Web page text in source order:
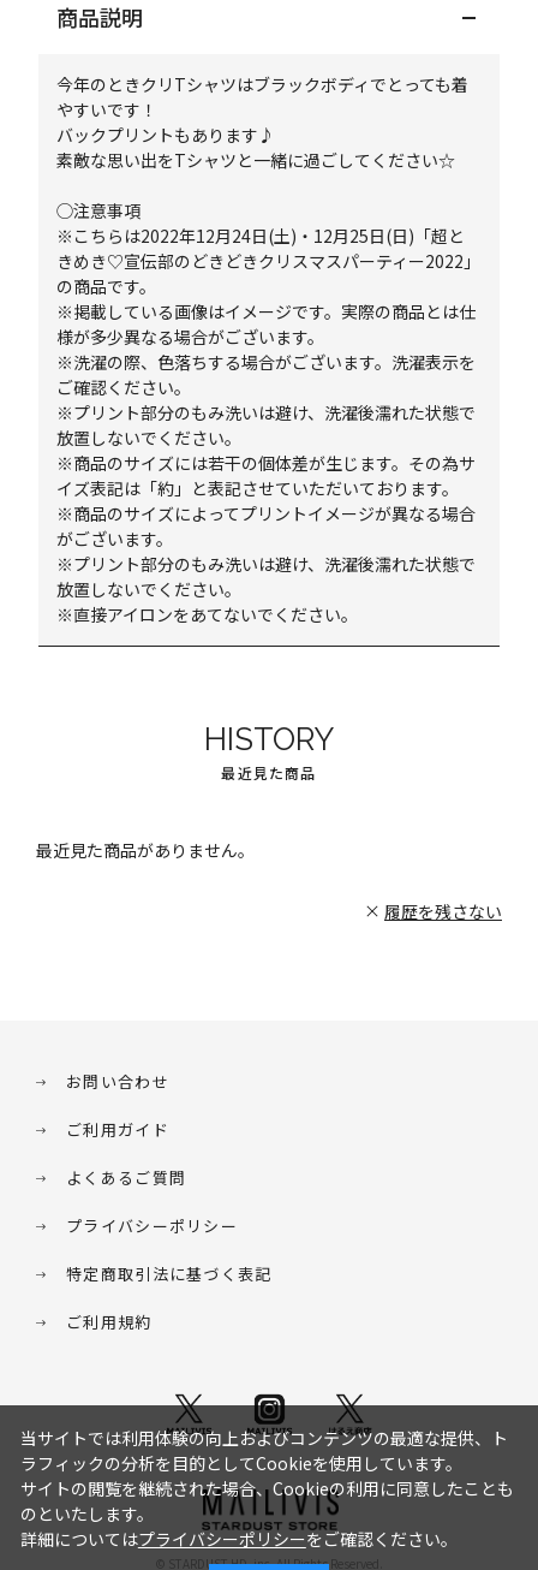
商品説明
今年のときクリTシャツはブラックボディでとっても着
やすいです！
バックプリントもあります♪
素敵な思い出をTシャツと一緒に過ごしてください☆
◯注意事項
※こちらは2022年12月24日(土)・12月25日(日)「超と
きめき♡宣伝部のどきどきクリスマスパーティー2022」
の商品です。
※掲載している画像はイメージです。実際の商品とは仕
様が多少異なる場合がございます。
※洗濯の際、色落ちする場合がございます。洗濯表示を
ご確認ください。
※プリント部分のもみ洗いは避け、洗濯後濡れた状態で
放置しないでください。
※商品のサイズには若干の個体差が生じます。その為サ
イズ表記は「約」と表記させていただいております。
※商品のサイズによってプリントイメージが異なる場合
がございます。
※プリント部分のもみ洗いは避け、洗濯後濡れた状態で
放置しないでください。
※直接アイロンをあてないでください。
HISTORY
最近見た商品
最近見た商品がありません。
履歴を残さない
お問い合わせ
ご利用ガイド
よくあるご質問
プライバシーポリシー
特定商取引法に基づく表記
ご利用規約
© STARDUST HD. inc. All Rights Reserved.
当サイトでは利用体験の向上およびコンテンツの最適な提供、ト
ラフィックの分析を目的としてCookieを使用しています。
サイトの閲覧を継続された場合、Cookieの利用に同意したことも
のといたします。
詳細についてはプライバシーポリシーをご確認ください。